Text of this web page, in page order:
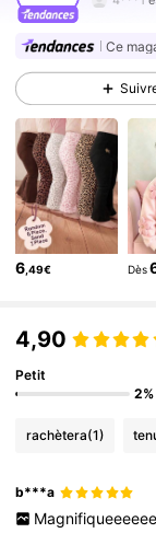
4,87
4,87
4,87
4,87
4,87
4,87
Ce
6 ,49€ Dès
4,90
Petit
2%
rachètera(1)
b***a